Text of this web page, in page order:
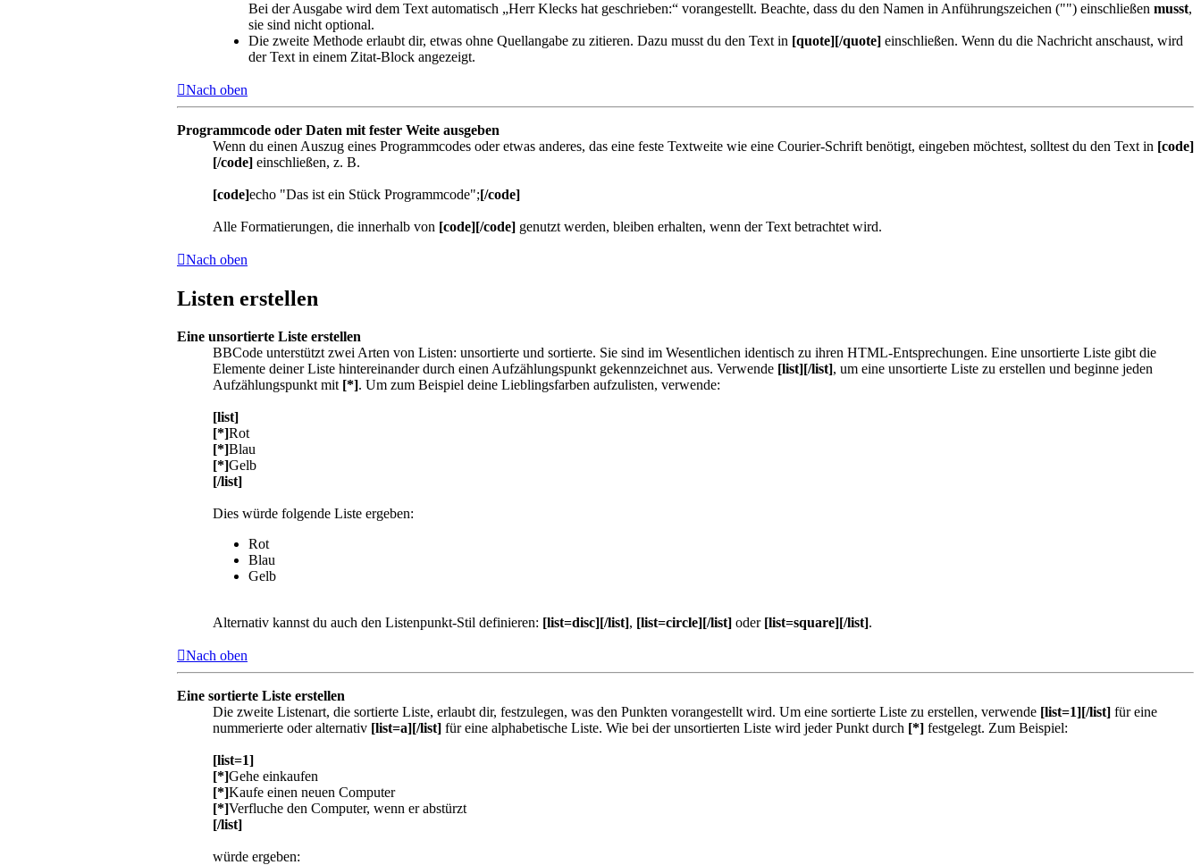
Bei der Ausgabe wird dem Text automatisch „Herr Klecks hat geschrieben:“ vorangestellt. Beachte, dass du den Namen in Anführungszeichen ("") einschließen musst,
sie sind nicht optional.
Die zweite Methode erlaubt dir, etwas ohne Quellangabe zu zitieren. Dazu musst du den Text in [quote][/quote] einschließen. Wenn du die Nachricht anschaust, wird
der Text in einem Zitat-Block angezeigt.
Nach oben
Programmcode oder Daten mit fester Weite ausgeben
Wenn du einen Auszug eines Programmcodes oder etwas anderes, das eine feste Textweite wie eine Courier-Schrift benötigt, eingeben möchtest, solltest du den Text in [code]
[/code] einschließen, z. B.
[code]echo "Das ist ein Stück Programmcode";[/code]
Alle Formatierungen, die innerhalb von [code][/code] genutzt werden, bleiben erhalten, wenn der Text betrachtet wird.
Nach oben
Listen erstellen
Eine unsortierte Liste erstellen
BBCode unterstützt zwei Arten von Listen: unsortierte und sortierte. Sie sind im Wesentlichen identisch zu ihren HTML-Entsprechungen. Eine unsortierte Liste gibt die
Elemente deiner Liste hintereinander durch einen Aufzählungspunkt gekennzeichnet aus. Verwende [list][/list], um eine unsortierte Liste zu erstellen und beginne jeden
Aufzählungspunkt mit [*]. Um zum Beispiel deine Lieblingsfarben aufzulisten, verwende:
[list]
[*]Rot
[*]Blau
[*]Gelb
[/list]
Dies würde folgende Liste ergeben:
Rot
Blau
Gelb
Alternativ kannst du auch den Listenpunkt-Stil definieren: [list=disc][/list], [list=circle][/list] oder [list=square][/list].
Nach oben
Eine sortierte Liste erstellen
Die zweite Listenart, die sortierte Liste, erlaubt dir, festzulegen, was den Punkten vorangestellt wird. Um eine sortierte Liste zu erstellen, verwende [list=1][/list] für eine
nummerierte oder alternativ [list=a][/list] für eine alphabetische Liste. Wie bei der unsortierten Liste wird jeder Punkt durch [*] festgelegt. Zum Beispiel:
[list=1]
[*]Gehe einkaufen
[*]Kaufe einen neuen Computer
[*]Verfluche den Computer, wenn er abstürzt
[/list]
würde ergeben: